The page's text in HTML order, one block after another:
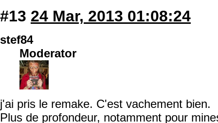
#13 24 Mar, 2013 01:08:24
stef84
Moderator
j'ai pris le remake. C'est vachement bien.
Plus de profondeur, notamment pour